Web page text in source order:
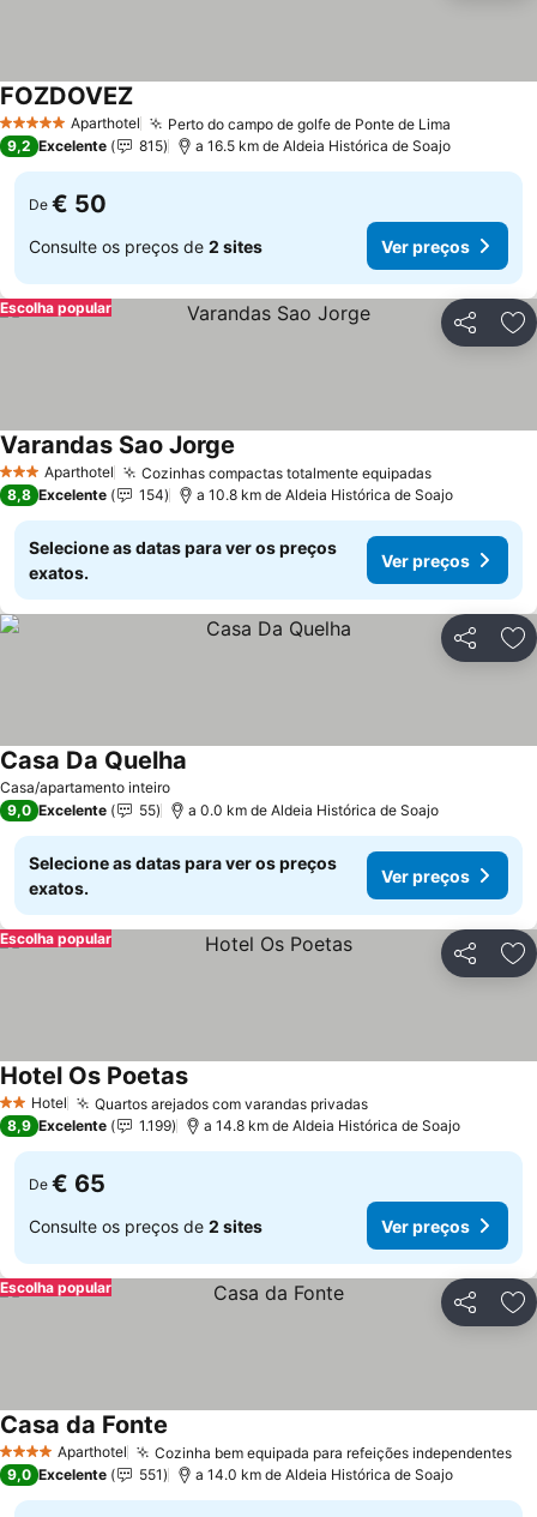
5 Estrelas Aparthotel Perto do campo de golfe de Ponte de Lima
FOZDOVEZ
9,2 Excelente 815 a 16.5 km de Aldeia Histórica de Soajo
De € 50
Consulte os preços de 2 sites Ver preços
Partilhar
Escolha popular
3 EstrelasAparthotel Cozinhas compactas totalmente equipadas
Varandas Sao Jorge
8,8 Excelente 154 a 10.8 km de Aldeia Histórica de Soajo
Selecione as datas para ver os preços
exatos.
Ver preços
Partilhar
Casa/apartamento inteiro
Casa Da Quelha
9,0 Excelente 55 a 0.0 km de Aldeia Histórica de Soajo
Selecione as datas para ver os preços
exatos.
Ver preços
Partilhar
Escolha popular
2 Estrelas
Hotel Quartos arejados com varandas privadas
Hotel Os Poetas
8,9 Excelente 1.199 a 14.8 km de Aldeia Histórica de Soajo
De € 65
Consulte os preços de 2 sites Ver preços
Partilhar
Escolha popular
4 EstrelasAparthotel Cozinha bem equipada para refeições independentes
Casa da Fonte
9,0 Excelente 551 a 14.0 km de Aldeia Histórica de Soajo